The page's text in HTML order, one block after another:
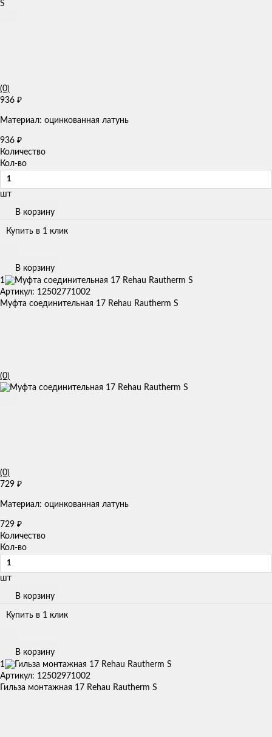
(0)
936 ₽
Материал: оцинкованная латунь
936 ₽
Количество
Кол-во
шт
В корзину
Купить в 1 клик
В корзину
1
Артикул: 12502771002
Муфта соединительная 17 Rehau Rautherm S
(0)
(0)
729 ₽
Материал: оцинкованная латунь
729 ₽
Количество
Кол-во
шт
В корзину
Купить в 1 клик
В корзину
1
Артикул: 12502971002
Гильза монтажная 17 Rehau Rautherm S